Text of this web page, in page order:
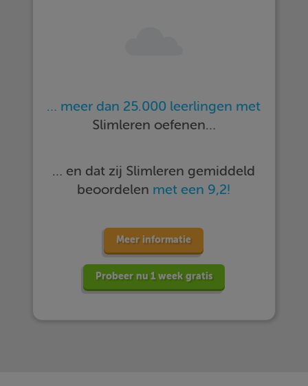
… meer dan 25.000 leerlingen met
Slimleren oefenen…
… en dat zij Slimleren gemiddeld
beoordelen met een 9,2!
Meer informatie
Probeer nu 1 week gratis